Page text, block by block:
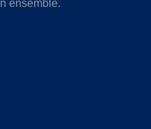
ensemble.